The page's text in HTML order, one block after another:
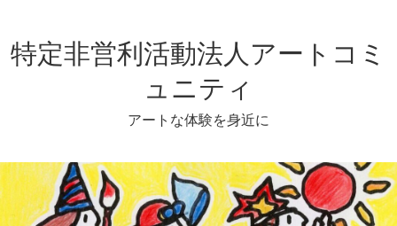
content
特定非営利活動法人アートコミ
ュニティ
アートな体験を身近に